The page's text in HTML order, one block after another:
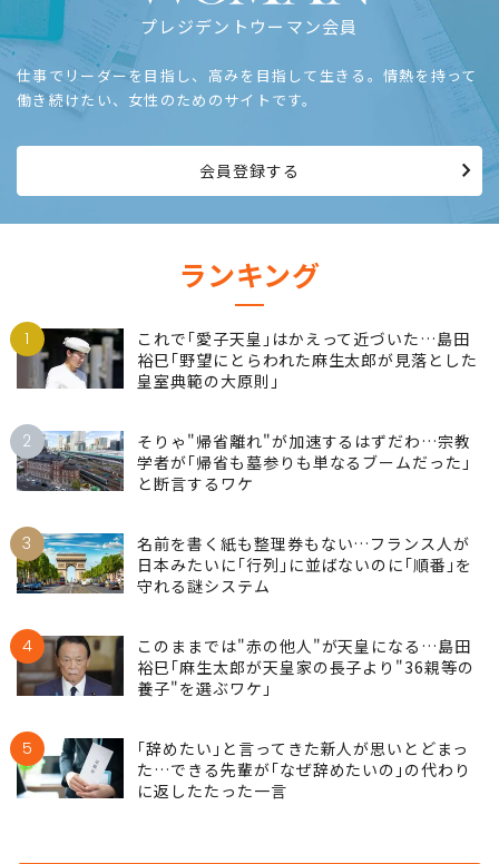
プレジデントウーマン会員
仕事でリーダーを目指し、高みを目指して生きる。情熱を持って
働き続けたい、女性のためのサイトです。
会員登録する
ランキング
1
これで｢愛子天皇｣はかえって近づいた…島田
裕巳｢野望にとらわれた麻生太郎が見落とした
皇室典範の大原則｣
2
そりゃ"帰省離れ"が加速するはずだわ…宗教
学者が｢帰省も墓参りも単なるブームだった｣
と断言するワケ
3
名前を書く紙も整理券もない…フランス人が
日本みたいに｢行列｣に並ばないのに｢順番｣を
守れる謎システム
4
このままでは"赤の他人"が天皇になる…島田
裕巳｢麻生太郎が天皇家の長子より"36親等の
養子"を選ぶワケ｣
5
｢辞めたい｣と言ってきた新人が思いとどまっ
た…できる先輩が｢なぜ辞めたいの｣の代わり
に返したたった一言